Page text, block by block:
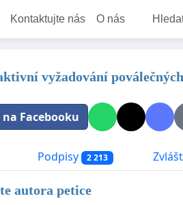
Kontaktujte nás O nás
vyžadování
Facebooku
Podpisy 2 213
autora petice